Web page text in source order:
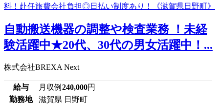
自動搬送機器の調整や検査業務 ！未経
験活躍中★20代、30代の男女活躍中！...
株式会社BREXA Next
給与 月収例 240,000円
勤務地
滋賀県 日野町